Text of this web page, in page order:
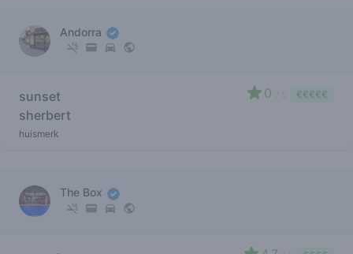
Andorra
sunset
sherbert
huismerk
0 €€€€€
The Box